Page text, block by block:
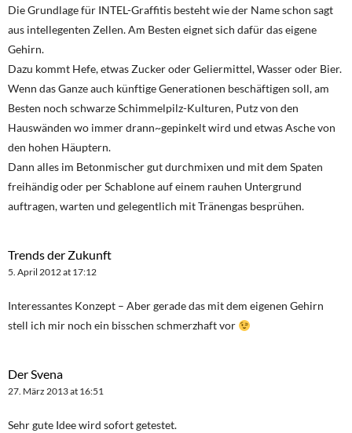
Die Grundlage für INTEL-Graffitis besteht wie der Name schon sagt
aus intellegenten Zellen. Am Besten eignet sich dafür das eigene
Gehirn.
Dazu kommt Hefe, etwas Zucker oder Geliermittel, Wasser oder Bier.
Wenn das Ganze auch künftige Generationen beschäftigen soll, am
Besten noch schwarze Schimmelpilz-Kulturen, Putz von den
Hauswänden wo immer drann~gepinkelt wird und etwas Asche von
den hohen Häuptern.
Dann alles im Betonmischer gut durchmixen und mit dem Spaten
freihändig oder per Schablone auf einem rauhen Untergrund
auftragen, warten und gelegentlich mit Tränengas besprühen.
Trends der Zukunft
5. April 2012 at 17:12
Interessantes Konzept – Aber gerade das mit dem eigenen Gehirn
stell ich mir noch ein bisschen schmerzhaft vor
Der Svena
27. März 2013 at 16:51
Sehr gute Idee wird sofort getestet.